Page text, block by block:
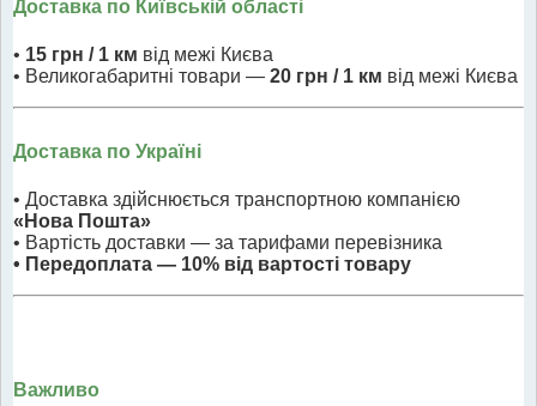
Доставка по Київській області
• 15 грн / 1 км від межі Києва
• Великогабаритні товари — 20 грн / 1 км від межі Києва
Доставка по Україні
• Доставка здійснюється транспортною компанією
«Нова Пошта»
• Вартість доставки — за тарифами перевізника
• Передоплата — 10% від вартості товару
Важливо